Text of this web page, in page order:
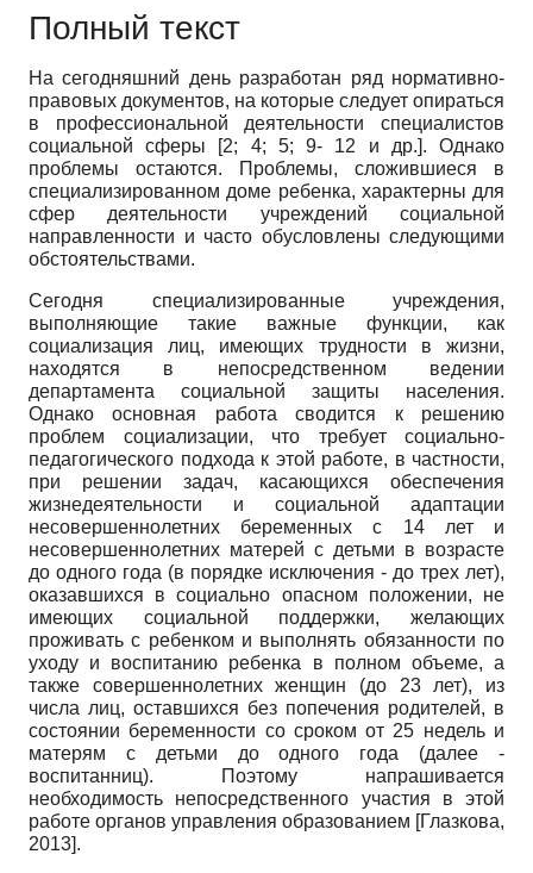
Полный текст
На сегодняшний день разработан ряд нормативно-
правовых документов, на которые следует опираться
в профессиональной деятельности специалистов
социальной сферы [2; 4; 5; 9- 12 и др.]. Однако
проблемы остаются. Проблемы, сложившиеся в
специализированном доме ребенка, характерны для
сфер деятельности учреждений социальной
направленности и часто обусловлены следующими
обстоятельствами.
Сегодня специализированные учреждения,
выполняющие такие важные функции, как
социализация лиц, имеющих трудности в жизни,
находятся в непосредственном ведении
департамента социальной защиты населения.
Однако основная работа сводится к решению
проблем социализации, что требует социально-
педагогического подхода к этой работе, в частности,
при решении задач, касающихся обеспечения
жизнедеятельности и социальной адаптации
несовершеннолетних беременных с 14 лет и
несовершеннолетних матерей с детьми в возрасте
до одного года (в порядке исключения - до трех лет),
оказавшихся в социально опасном положении, не
имеющих социальной поддержки, желающих
проживать с ребенком и выполнять обязанности по
уходу и воспитанию ребенка в полном объеме, а
также совершеннолетних женщин (до 23 лет), из
числа лиц, оставшихся без попечения родителей, в
состоянии беременности со сроком от 25 недель и
матерям с детьми до одного года (далее -
воспитанниц). Поэтому напрашивается
необходимость непосредственного участия в этой
работе органов управления образованием [Глазкова,
2013].